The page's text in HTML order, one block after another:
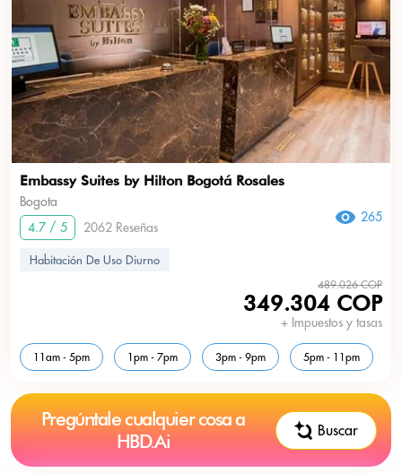
Embassy Suites by Hilton Bogotá Rosales
Bogota
4.7 / 5
2062 Reseñas
265
Habitación De Uso Diurno
489.026 COP
349.304 COP
+ Impuestos y tasas
11am - 5pm 1pm - 7pm 3pm - 9pm 5pm - 11pm
Pregúntale cualquier cosa a
HBD.Ai
Buscar